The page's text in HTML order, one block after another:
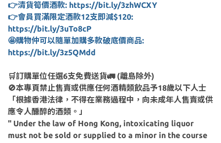
👉清貨筍價酒款: https://bit.ly/3zhWCXY
👉會員買滿限定酒款12支即減$120:
https://bit.ly/3uTo8cP
🤩購物仲可以隨單加購多款破底價商品:
https://bit.ly/3z5QMdd
🛒訂購單位任選6支免費送貨🚛 (離島除外)
🚫本專頁禁止售賣或供應任何酒精類飲品予18歲以下人士
「根據香港法律，不得在業務過程中，向未成年人售賣或供
應令人醺醉的酒類。」
" Under the law of Hong Kong, intoxicating liquor
must not be sold or supplied to a minor in the course